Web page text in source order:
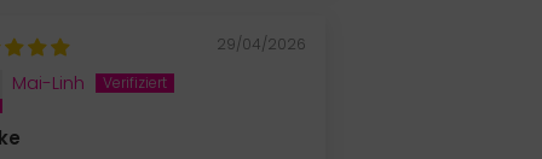
29/04/2026
Mai-Linh